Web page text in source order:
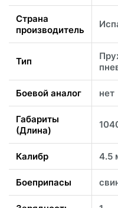
Страна
производитель
Тип
Боевой аналог нет
Габариты
(Длина)
Калибр 4.5
Боеприпасы